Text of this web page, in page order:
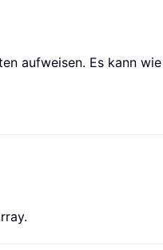
aufweisen. Es kann